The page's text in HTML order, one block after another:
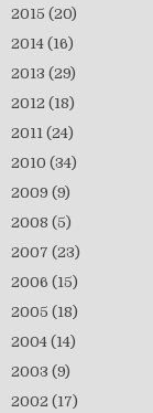
2015 (20)
2014 (16)
2013 (29)
2012 (18)
2011 (24)
2010 (34)
2009 (9)
2008 (5)
2007 (23)
2006 (15)
2005 (18)
2004 (14)
2003 (9)
2002 (17)